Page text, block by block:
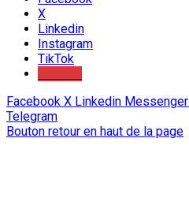
X
Linkedin
Instagram
TikTok
Facebook X Linkedin Messenger
Telegram
Bouton retour en haut de la page